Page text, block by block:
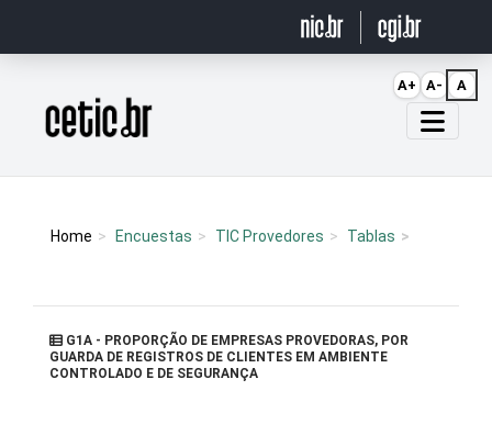
Página inicial
Home Encuestas TIC Provedores Tablas
G1A - PROPORÇÃO DE EMPRESAS PROVEDORAS, POR
GUARDA DE REGISTROS DE CLIENTES EM AMBIENTE
CONTROLADO E DE SEGURANÇA
A+ A- A